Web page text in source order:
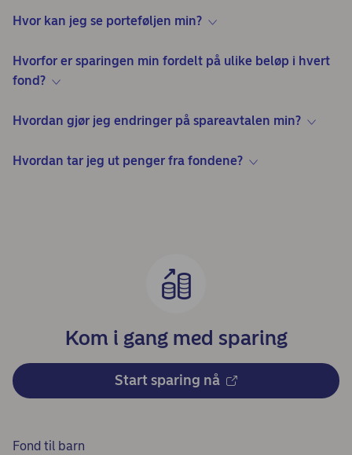
Hvor kan jeg se porteføljen min?
Hvorfor er sparingen min fordelt på ulike beløp i hvert
fond?
Hvordan gjør jeg endringer på spareavtalen min?
Hvordan tar jeg ut penger fra fondene?
Kom i gang med sparing
Start sparing nå
Fond til barn